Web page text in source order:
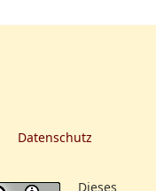
Datenschutz
Dieses